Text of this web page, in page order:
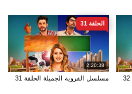
2:20:38
الحلقة 31
مسلسل القروية الجميلة الحلقة 31